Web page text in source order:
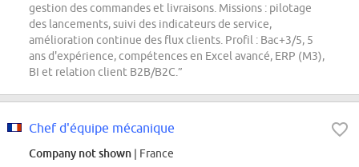
gestion des commandes et livraisons. Missions : pilotage
des lancements, suivi des indicateurs de service,
amélioration continue des flux clients. Profil : Bac+3/5, 5
ans d'expérience, compétences en Excel avancé, ERP (M3),
BI et relation client B2B/B2C.”
Chef d'équipe mécanique
Company not shown | France